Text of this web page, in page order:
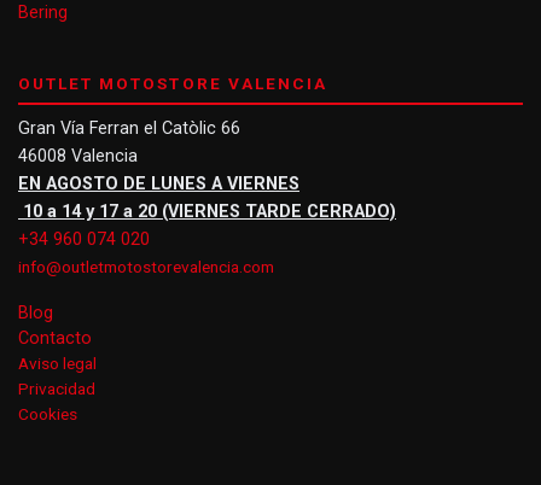
Bering
OUTLET MOTOSTORE VALENCIA
Gran Vía Ferran el Catòlic 66
46008 Valencia
EN AGOSTO DE LUNES A VIERNES
10 a 14 y 17 a 20 (VIERNES TARDE CERRADO)
+34 960 074 020
info@outletmotostorevalencia.com
Blog
Contacto
Aviso legal
Privacidad
Cookies